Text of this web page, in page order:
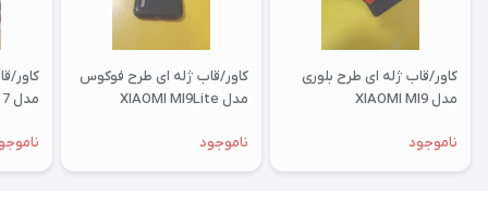
کاور/قاب ژله ای طرح بلوری
مدل XIAOMI MI9
ناموجود
کاور/قاب ژله ای طرح فوکوس
مدل XIAOMI MI9Lite
ناموجود
کاور/
مدل XIAOMI RM 7